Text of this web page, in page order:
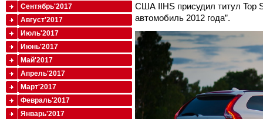
США IIHS присудил титул Top
автомобиль 2012 года”.
Сентябрь'2017
Август'2017
Июль'2017
Июнь'2017
Май'2017
Апрель'2017
Март'2017
Февраль'2017
Январь'2017